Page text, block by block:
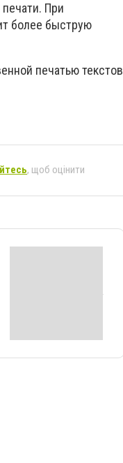
При
более быструю
печатью текстов
, щоб оцінити